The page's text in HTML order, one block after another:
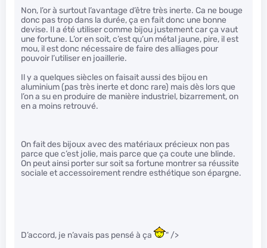
Non, l’or à surtout l’avantage d’être très inerte. Ca ne bouge
donc pas trop dans la durée, ça en fait donc une bonne
devise. Il a été utiliser comme bijou justement car ça vaut
une fortune. L’or en soit, c’est qu’un métal jaune, pire, il est
mou, il est donc nécessaire de faire des alliages pour
pouvoir l’utiliser en joaillerie.
Il y a quelques siècles on faisait aussi des bijou en
aluminium (pas très inerte et donc rare) mais dès lors que
l’on a su en produire de manière industriel, bizarrement, on
en a moins retrouvé.
On fait des bijoux avec des matériaux précieux non pas
parce que c’est jolie, mais parce que ça coute une blinde.
On peut ainsi porter sur soit sa fortune montrer sa réussite
sociale et accessoirement rendre esthétique son épargne.
D’accord, je n’avais pas pensé à ça " />